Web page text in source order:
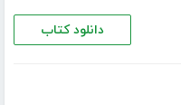
دانلود کتاب